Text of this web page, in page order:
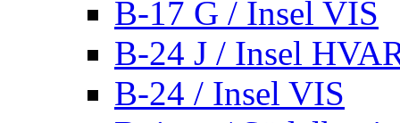
B-17 G / Insel VIS
B-24 J / Insel
B-24 / Insel VIS